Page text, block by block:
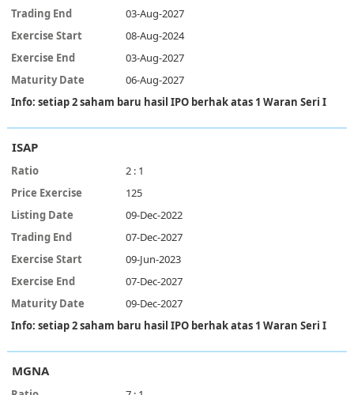
03-Aug-2027
08-Aug-2024
03-Aug-2027
06-Aug-2027
Info: setiap 2 saham baru hasil IPO berhak atas 1 Waran Seri I
ISAP
2 : 1
125
09-Dec-2022
07-Dec-2027
09-Jun-2023
07-Dec-2027
09-Dec-2027
Info: setiap 2 saham baru hasil IPO berhak atas 1 Waran Seri I
MGNA